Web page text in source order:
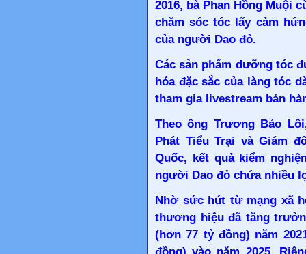
2016, bà Phan Hồng Muội
chăm sóc tóc lấy cảm
của người Dao đỏ.
Các sản phẩm dưỡng tóc
hóa đặc sắc của làng tóc
tham gia livestream bán
Theo ông Trương Bảo
Phát Tiểu Trại và Giám
Quốc, kết quả kiểm
người Dao đỏ chứa nhiều
Nhờ sức hút từ mạng xã
thương hiệu đã tăng
(hơn 77 tỷ đồng) năm
đồng) vào năm 2025.